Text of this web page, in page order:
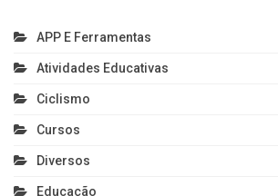
APP E Ferramentas
Atividades Educativas
Ciclismo
Cursos
Diversos
Educação